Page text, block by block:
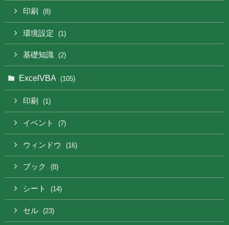
印刷 (8)
環境設定 (1)
基礎知識 (2)
ExcelVBA (105)
印刷 (1)
イベント (7)
ウィンドウ (16)
ブック (8)
シート (14)
セル (23)